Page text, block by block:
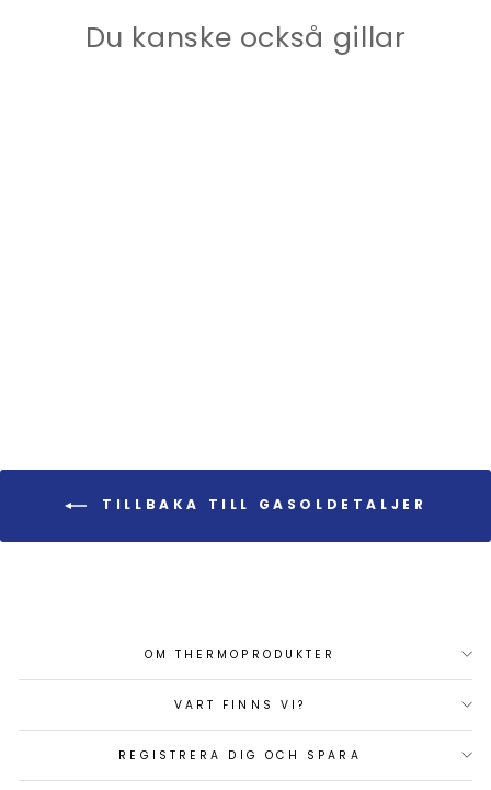
Du kanske också gillar
TILLBAKA TILL GASOLDETALJER
OM THERMOPRODUKTER
VART FINNS VI?
REGISTRERA DIG OCH SPARA